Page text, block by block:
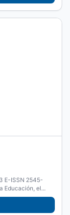
Educación, el...